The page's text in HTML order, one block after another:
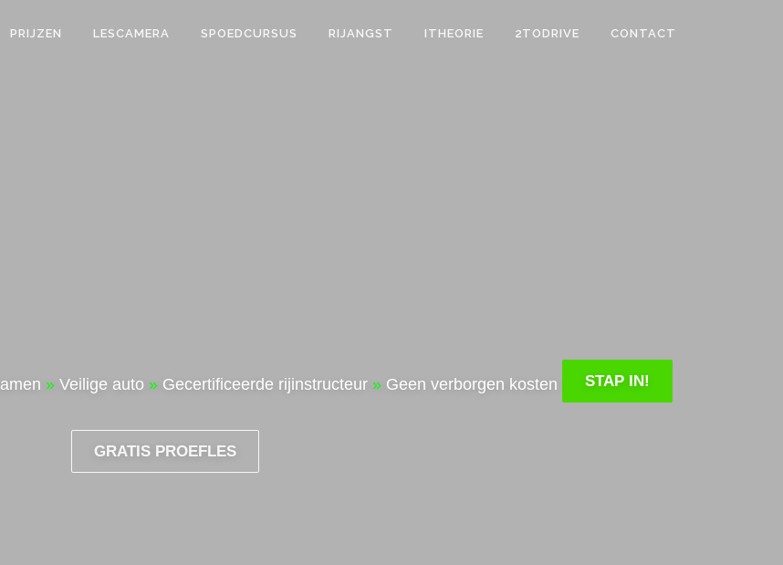
PRIJZEN LESCAMERA SPOEDCURSUS RIJANGST ITHEORIE 2TODRIVE CONTACT
» Veilige auto » Gecertificeerde rijinstructeur » Geen verborgen kosten STAP IN!
GRATIS PROEFLES